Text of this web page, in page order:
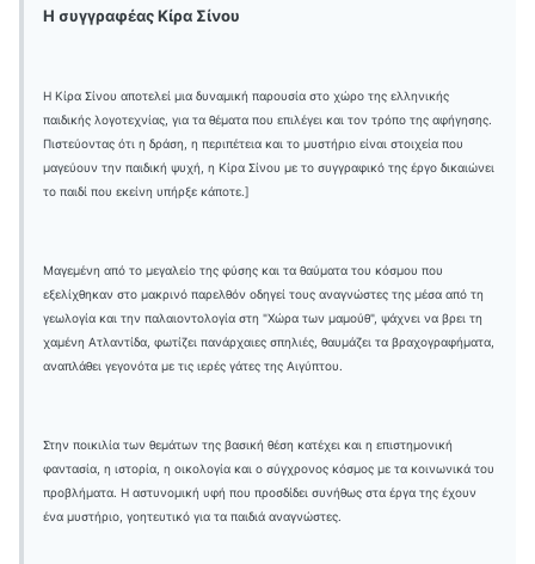
Η συγγραφέας Κίρα Σίνου
Η Κίρα Σίνου αποτελεί μια δυναμική παρουσία στο χώρο της ελληνικής
παιδικής λογοτεχνίας, για τα θέματα που επιλέγει και τον τρόπο της αφήγησης.
Πιστεύοντας ότι η δράση, η περιπέτεια και το μυστήριο είναι στοιχεία που
μαγεύουν την παιδική ψυχή, η Κίρα Σίνου με το συγγραφικό της έργο δικαιώνει
το παιδί που εκείνη υπήρξε κάποτε.]
Μαγεμένη από το μεγαλείο της φύσης και τα θαύματα του κόσμου που
εξελίχθηκαν στο μακρινό παρελθόν οδηγεί τους αναγνώστες της μέσα από τη
γεωλογία και την παλαιοντολογία στη "Χώρα των μαμούθ", ψάχνει να βρει τη
χαμένη Ατλαντίδα, φωτίζει πανάρχαιες σπηλιές, θαυμάζει τα βραχογραφήματα,
αναπλάθει γεγονότα με τις ιερές γάτες της Αιγύπτου.
Στην ποικιλία των θεμάτων της βασική θέση κατέχει και η επιστημονική
φαντασία, η ιστορία, η οικολογία και ο σύγχρονος κόσμος με τα κοινωνικά του
προβλήματα. Η αστυνομική υφή που προσδίδει συνήθως στα έργα της έχουν
ένα μυστήριο, γοητευτικό για τα παιδιά αναγνώστες.